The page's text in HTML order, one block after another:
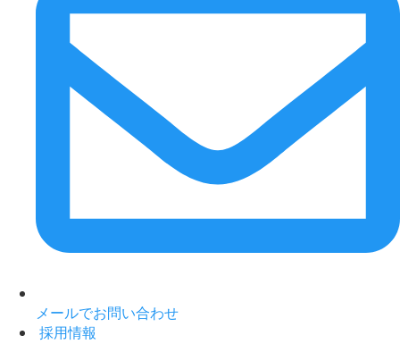
メールでお問い合わせ
採用情報